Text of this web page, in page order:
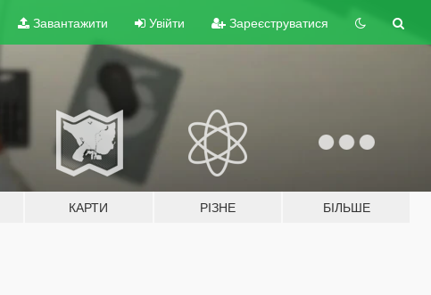
Завантажити Увійти Зареєструватися
КАРТИ РІЗНЕ БІЛЬШЕ